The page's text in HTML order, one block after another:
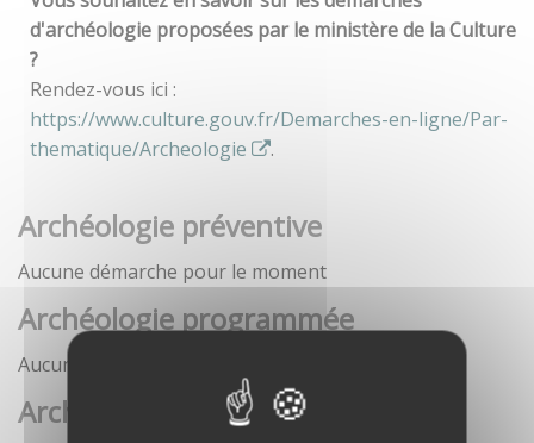
d'archéologie proposées par le ministère de la Culture
?
Rendez-vous ici :
https://www.culture.gouv.fr/Demarches-en-ligne/Par-
thematique/Archeologie
.
Archéologie préventive
Aucune démarche pour le moment
Archéologie programmée
Aucune démarche pour le moment
Archéologie sous-marine